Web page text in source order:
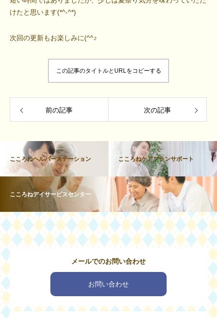
けたと思います(*^-^*)
次回の更新もお楽しみに(^^♪
この記事のタイトルとURLをコピーする
前の記事 次の記事
こころねヘルパーステーション こころねケアプランサポート
こころねデイサービスセンター
メールでのお問い合わせ
お問い合わせ